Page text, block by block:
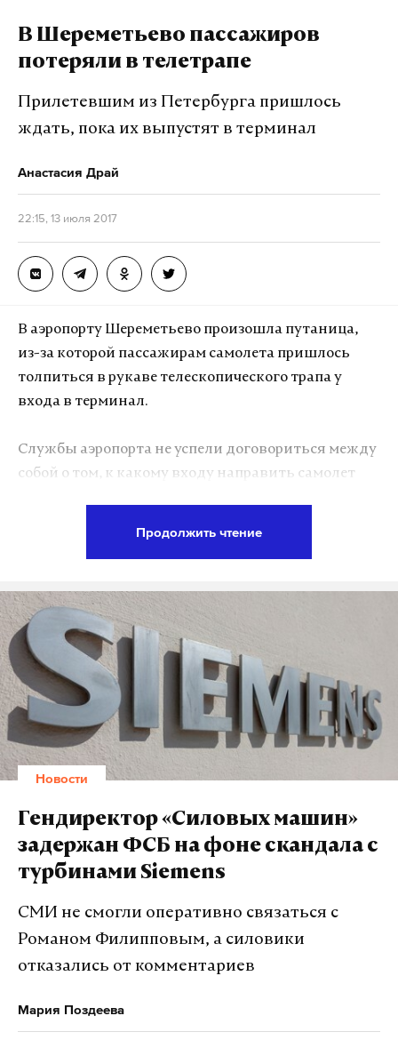
В Шереметьево пассажиров
потеряли в телетрапе
Прилетевшим из Петербурга пришлось
ждать, пока их выпустят в терминал
Анастасия Драй
22:15, 13 июля 2017
В аэропорту Шереметьево произошла путаница,
из-за которой пассажирам самолета пришлось
толпиться в рукаве телескопического трапа у
входа в терминал.
Службы аэропорта не успели договориться между
собой о том, к какому входу направить самолет
После стыковки с телетрапом стюарды
выпустили пассажиров, не убедившись, что двери
в терминал открыты. Оказалось, что работники
службы организации пассажирских перевозок не
успели отреагировать на внезапные перемены
планов служб аэропорта и переместиться от 16-го
к 12-му входу.
Пассажирам пришлось ожидать в телетрапе, пока
их найдут и запустят в терминал.
Ранее сегодня СМИ сообщили о задержке в
Шереметьево рейса Москва – Сочи на 10 часов.
Пассажиры вынуждены находиться в аэропорту,
Продолжить чтение
Новости
Гендиректор «Силовых машин»
задержан ФСБ на фоне скандала с
турбинами Siemens
СМИ не смогли оперативно связаться с
Романом Филипповым, а силовики
отказались от комментариев
Мария Поздеева